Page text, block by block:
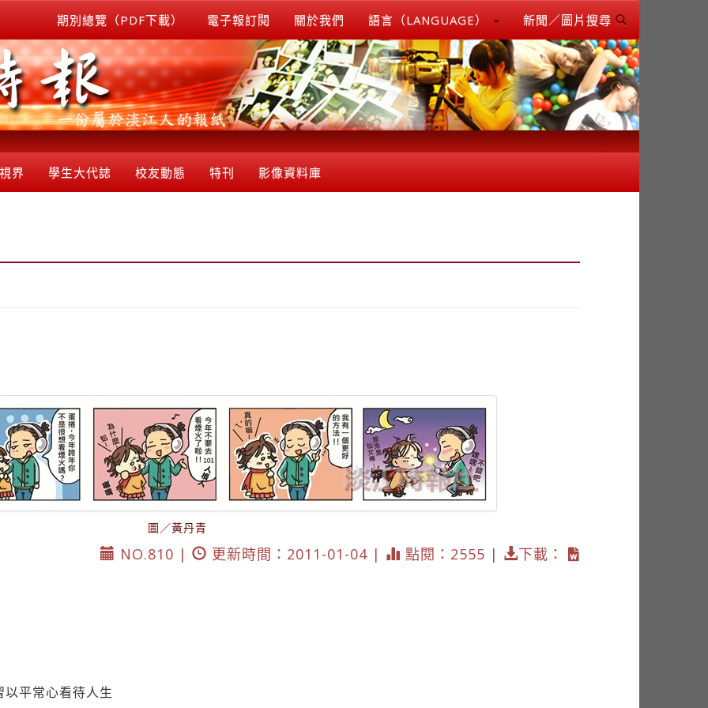
期別總覽（PDF下載） 電子報訂閱 關於我們 語言（LANGUAGE） 新聞／圖片搜尋
界 學生大代誌 校友動態 特刊 影像資料庫
圖／黃丹青
NO.810 | 更新時間：2011-01-04 | 點閱：2555 | 下載：
平常心看待人生